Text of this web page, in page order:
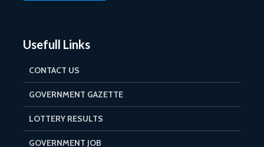
Usefull Links
CONTACT US
GOVERNMENT GAZETTE
LOTTERY RESULTS
GOVERNMENT JOB